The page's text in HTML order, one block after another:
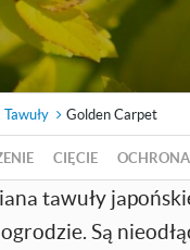
Tawuły Golden Carpet
CIĘCIE
tawuły
Są